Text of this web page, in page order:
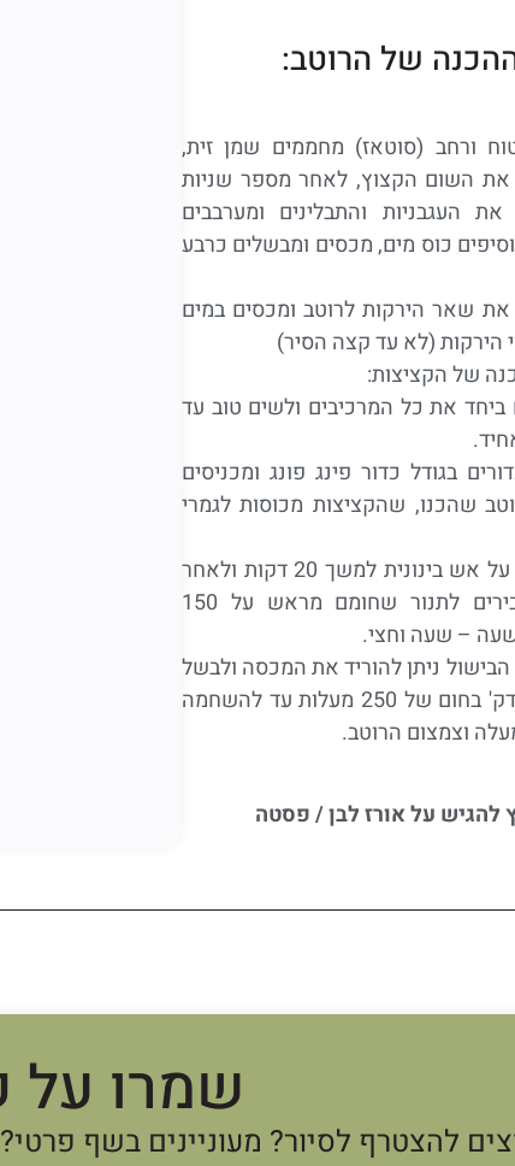
של הרוטב:
ורחב (סוטאז) מחממים שמן זית,
את השום הקצוץ, לאחר מספר שניות
את העגבניות והתבלינים ומערבבים
כוס מים, מכסים ומבשלים כרבע
את שאר הירקות לרוטב ומכסים במים
הירקות (לא עד קצה הסיר)
של הקציצות:
ביחד את כל המרכיבים ולשים טוב עד
בגודל כדור פינג פונג ומכניסים
שהכנו, שהקציצות מכוסות לגמרי
מחממים על אש בינונית למשך 20 דקות ולאחר
מכן מעבירים לתנור שחומם מראש על 150
– שעה וחצי.
הבישול ניתן להוריד את המכסה ולבשל
כ10-15 דק' בחום של 250 מעלות עד להשחמה
וצמצום הרוטב.
להגיש על אורז לבן / פסטה
שמרו
להצטרף לסיור? מעוניינים בשף